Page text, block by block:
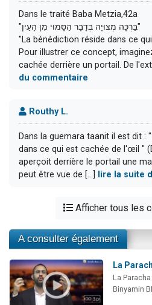
Dans le traité Baba Metzia,42a
"בַּרְכָּה מְצוּיָה בְּדָבָר הַסָּמוּי מִן הָעַיִן"
"La bénédiction réside dans ce
Pour illustrer ce concept,
cachée derrière un portail. De
du commentaire
Routhy L.
Dans la guemara taanit il est dit :
dans ce qui est cachée de l'œil "
aperçoit derrière le portail une
peut être vue de [...]
lire la suite
Afficher tous les
A consulter également
La
La
Binyamin